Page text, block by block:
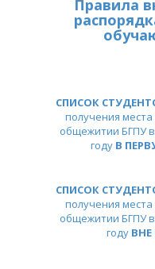
Правила
СПИСОК
получения
общежитии БГПУ
годуВ
СПИСОК
получения
общежитии БГПУ
году